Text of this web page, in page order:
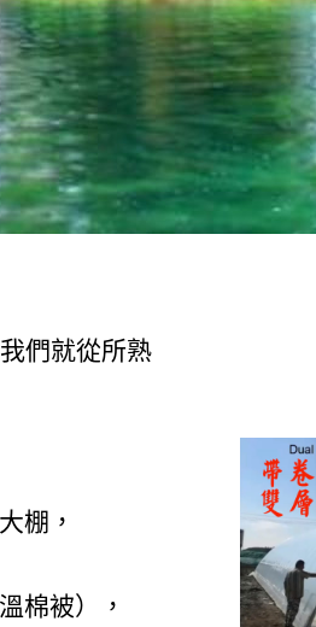
開
始
說
起〉
中
們就從所熟
棚，
棉被），